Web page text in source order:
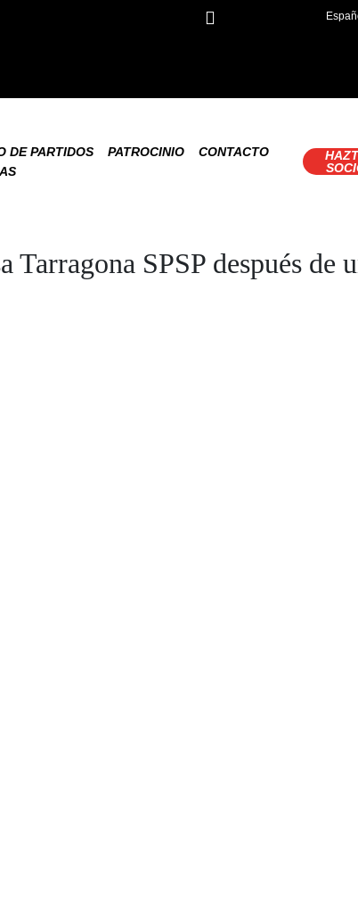
DE PARTIDOS PATROCINIO
CONTACTO
Tarragona SPSP después de